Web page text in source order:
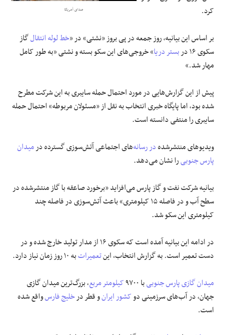
حوادث
علوم و فن آوری
فرهنگی و هنری
مقالات
صدای آمریکا
کرد.
بر اساس این بیانیه، روز جمعه در پی بروز «نشتی» در «خط لوله انتقالگاز
سکوی ۱۶ در
بستر دریا» خروجی‌های این سکو بسته و نشتی «به طور کامل
مهار شد.»
پیش از این گزارش‌هایی در مورد احتمال حمله سایبری به این شرکت مطرح
شده بود، اما پایگاه خبری انتخاب به نقل از «مسئولان مربوطه» احتمال حمله
سایبری را منتفی دانسته است.
ویدیوهای منتشرشدهدر رسانه‌های اجتماعی آتش‌سوزی گسترده‌ درمیدان
پارس جنوبیرا نشان می‌دهد.
بیانیه شرکت نفت و گاز پارس می‌افزاید «برخورد صاعقه با گاز منتشرشده در
سطح آب و در فاصله ۱۵ کیلومتری» باعث آتش‌سوزی در فاصله چند
کیلومتری این سکو شد.
در ادامه این بیانیه آمده است که سکوی ۱۶ از مدار تولید خارج شده و در
دست تعمیر است. به گزارش انتخاب، اینتعمیراتبه ١٠ روز زمان نیاز دارد.
میدان گازی پارس جنوبیبا ٩٧٠٠ کیلومتر مربع، بزرگ‌ترین میدان گازی
جهان، در آب‌های سرزمینی دوکشور ایرانو قطر درخلیج فارسواقع شده
است.